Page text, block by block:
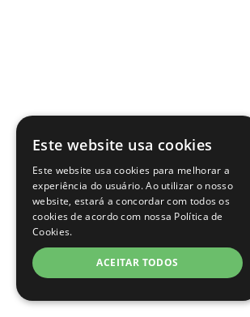
Este website usa cookies
Este website usa cookies para melhorar a
experiência do usuário. Ao utilizar o nosso
website, estará a concordar com todos os
cookies de acordo com nossa Política de
Cookies.
ACEITAR TODOS